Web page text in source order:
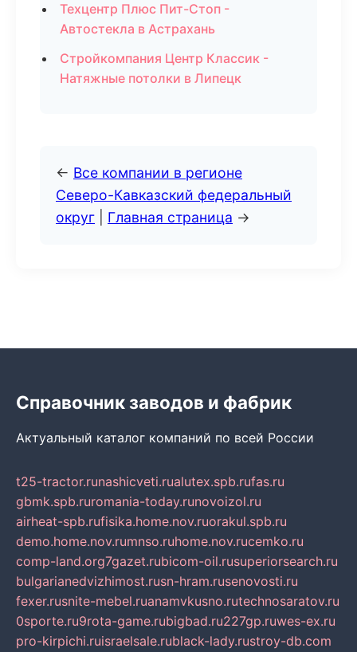
Техцентр Плюс Пит-Стоп -
Автостекла в Астрахань
Стройкомпания Центр Классик -
Натяжные потолки в Липецк
← Все компании в регионе
Северо-Кавказский федеральный
округ
Главная страница →
Справочник заводов и фабрик
Актуальный каталог компаний по всей России
t25-tractor.runashicveti.rualutex.spb.rufas.ru
gbmk.spb.ruromania-today.runovoizol.ru
airheat-spb.rufisika.home.nov.ruorakul.spb.ru
demo.home.nov.rumnso.ruhome.nov.rucemko.ru
comp-land.org7gazet.rubicom-oil.rusuperiorsearch.ru
bulgarianedvizhimost.rusn-hram.rusenovosti.ru
fexer.rusnite-mebel.ruanamvkusno.rutechnosaratov.ru
0sporte.ru9rota-game.rubigbad.ru227gp.ruwes-ex.ru
pro-kirpichi.ruisraelsale.rublack-lady.rustroy-db.com